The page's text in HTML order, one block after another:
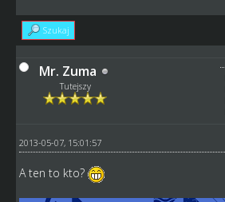
Szukaj
Mr. Zuma
Tutejszy
2013-05-07, 15:01:57
A ten to kto?